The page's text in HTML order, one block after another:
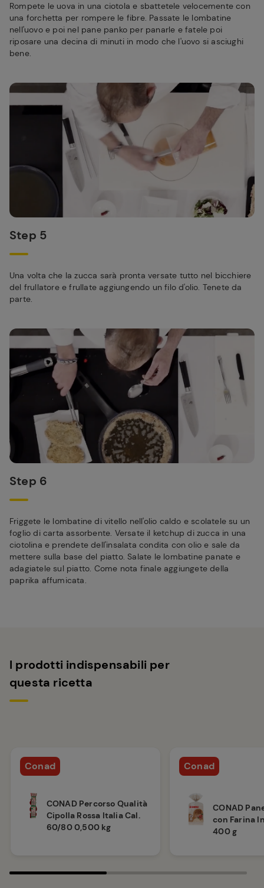
Rompete le uova in una ciotola e sbattetele velocemente con
una forchetta per rompere le fibre. Passate le lombatine
nell'uovo e poi nel pane panko per panarle e fatele poi
riposare una decina di minuti in modo che l'uovo si asciughi
bene.
Step 5
Una volta che la zucca sarà pronta versate tutto nel bicchiere
del frullatore e frullate aggiungendo un filo d'olio. Tenete da
parte.
Step 6
Friggete le lombatine di vitello nell'olio caldo e scolatele su un
foglio di carta assorbente. Versate il ketchup di zucca in una
ciotolina e prendete dell'insalata condita con olio e sale da
mettere sulla base del piatto. Salate le lombatine panate e
adagiatele sul piatto. Come nota finale aggiungete della
paprika affumicata.
I prodotti indispensabili per
questa ricetta
Conad
CONAD Percorso Qualità
Cipolla Rossa Italia Cal.
60/80 0,500 kg
Conad
CONAD
con Farina
400 g